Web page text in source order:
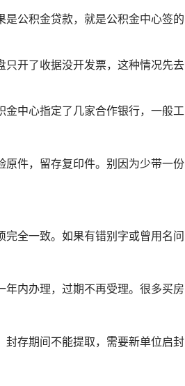
公积金贷款，就是公积金中心签的
开了收据没开发票，这种情况先去
中心指定了几家合作银行，一般工
件，留存复印件。别因为少带一份
全一致。如果有错别字或曾用名问
内办理，过期不再受理。很多买房
存期间不能提取，需要新单位启封